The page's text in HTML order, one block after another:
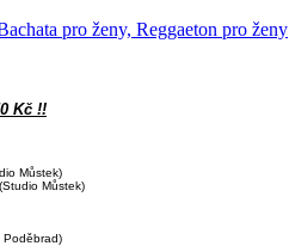
pro ženy, Reggaeton pro ženy
Kč !!
Můstek)
Můstek)
Poděbrad)